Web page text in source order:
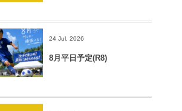
24 Jul, 2026
8月平日予定(R8)